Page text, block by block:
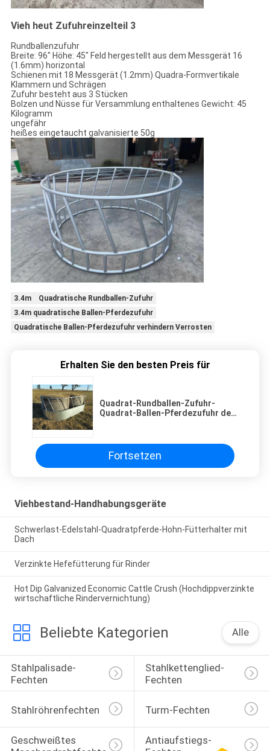
Vieh heut Zufuhreinzelteil 3
Rundballenzufuhr
Breite: 96" Höhe: 45" Feld hergestellt aus dem Messgerät 16
(1.6mm) horizontal
Schienen mit 18 Messgerät (1.2mm) Quadra-Formvertikale
Klammern und Schrägen
Zufuhr besteht aus 3 Stücken
Bolzen und Nüsse für Versammlung enthaltenes Gewicht: 45
Kilogramm
ungefähr
heißes eingetaucht galvanisierte 50g
3.4m Quadratische Rundballen-Zufuhr
3.4m quadratische Ballen-Pferdezufuhr
Quadratische Ballen-Pferdezufuhr verhindern Verrosten
Erhalten Sie den besten Preis für
Quadrat-Rundballen-Zufuhr-
Quadrat-Ballen-Pferdezufuhr des
Fortsetzen
Viehbestand-Handhabungsgeräte
Schwerlast-Edelstahl-Quadratpferde-Hohn-Fütterhalter mit
Dach
Verzinkte Hefefütterung für Rinder
Hot Dip Galvanized Economic Cattle Crush (Hochdippverzinkte
wirtschaftliche Rindervernichtung)
Beliebte Kategorien Alle
Stahlpalisade-
Fechten
Stahlkettenglied-
Fechten
Stahlröhrenfechten Turm-Fechten
Geschweißtes
Antiaufstiegs-